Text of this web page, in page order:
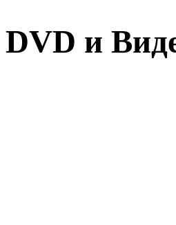
DVD и